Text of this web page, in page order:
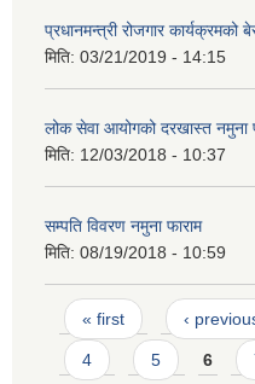
प्रधानमन्त्री रोजगार कार्यक्रमको
मिति: 03/21/2019 - 14:15
लोक सेवा आयोगको दरखास्त नमुना
मिति: 12/03/2018 - 10:37
सम्पति विवरण नमुना फाराम
मिति: 08/19/2018 - 10:59
Pages
« first ‹
4 5 6